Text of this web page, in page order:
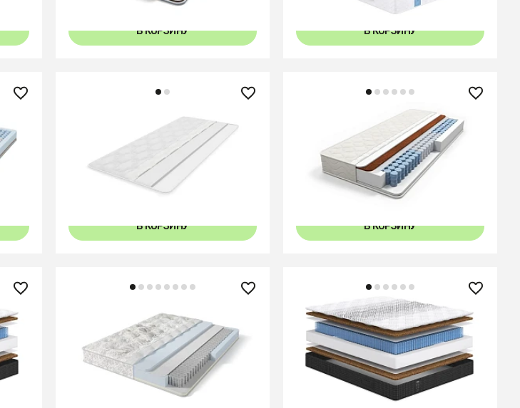
В КОРЗИНУ В КОРЗИНУ
Наматрасник-топпер Foam
80x
В КОРЗИНУ
Матрас Balance Optima
120x96 140x96 140x96
В КОРЗИНУ
Матрас Lux Optima
90x96 120x96 +7
27 290 ₽
Матрас Comfort Strong Hard
90x65 160x44 +3